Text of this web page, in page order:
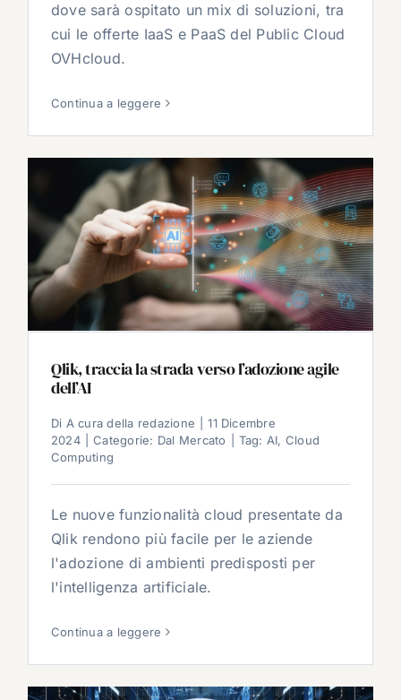
dove sarà ospitato un mix di soluzioni, tra
cui le offerte IaaS e PaaS del Public Cloud
OVHcloud.
Continua a leggere
Qlik, traccia la strada verso l’adozione agile
dell’AI
Di A cura della redazione
11 Dicembre
2024
Categorie: Dal Mercato Tag: AI, Cloud
Computing
Le nuove funzionalità cloud presentate da
Qlik rendono più facile per le aziende
l'adozione di ambienti predisposti per
l'intelligenza artificiale.
Continua a leggere